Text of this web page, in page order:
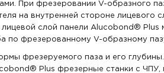
При фрезеровании V-образного
на внутренней стороне лицевого
слой панели Alucobond® Plus
по фрезерованному V-образному
фрезеруемого паза и его
Plus фрезерные станки с ЧПУ,